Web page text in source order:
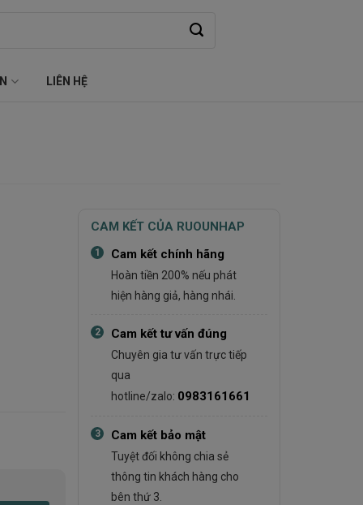
LIÊN HỆ
CAM KẾT CỦA RUOUNHAP
1 Cam kết chính hãng
Hoàn tiền 200% nếu phát
hiện hàng giả, hàng nhái.
2 Cam kết tư vấn đúng
Chuyên gia tư vấn trực tiếp
qua
hotline/zalo: 0983161661
3 Cam kết bảo mật
Tuyệt đối không chia sẻ
thông tin khách hàng cho
bên thứ 3.